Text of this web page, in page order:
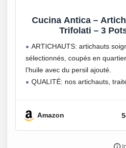
Cucina Antica –
Trifolati – 3
ARTICHAUTS: artichauts
sélectionnés, coupés en
l’huile avec du persil ajouté.
QUALITÉ: nos artichauts,
Amazon